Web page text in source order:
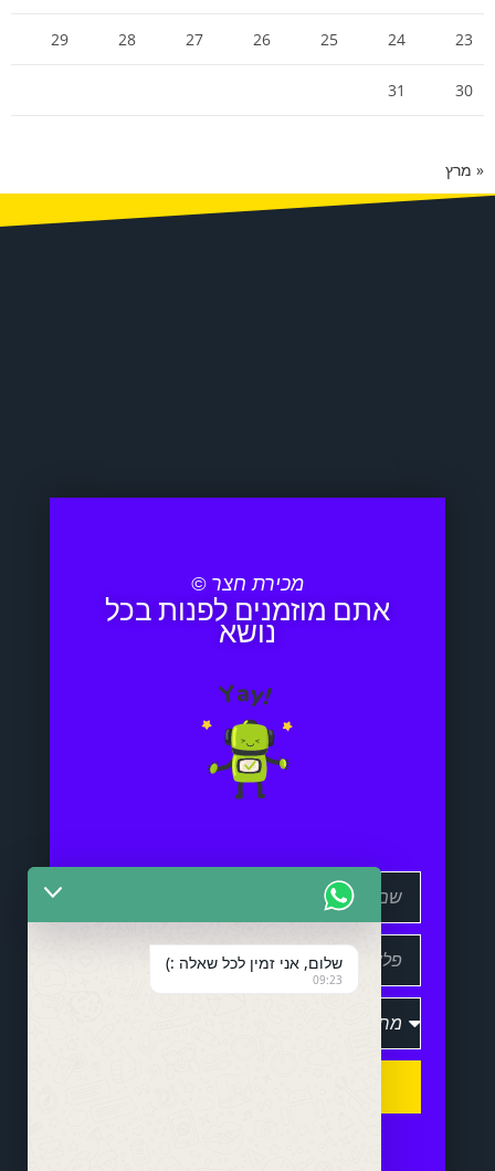
23
24
25
26
27
28
29
30
31
« מרץ
מכירת חצר ©
אתם מוזמנים לפנות בכל
נושא
שלום, אני זמין לכל שאלה :)
09:23